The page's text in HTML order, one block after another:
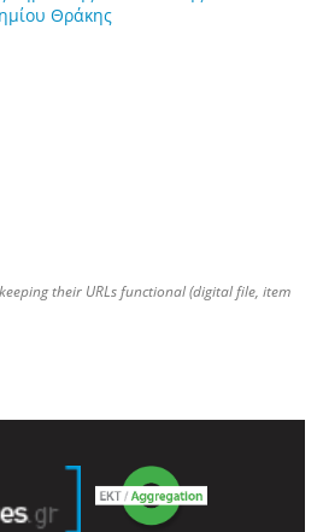
Θράκης
their URLs functional (digital file, item